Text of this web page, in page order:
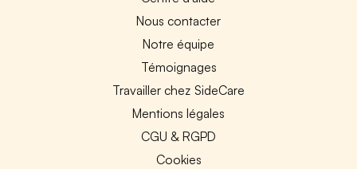
Nous contacter
Notre équipe
Témoignages
Travailler chez SideCare
Mentions légales
CGU & RGPD
Cookies